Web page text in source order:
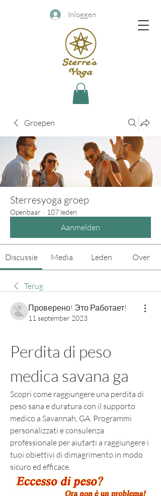
Inloggen
Groepen
Sterresyoga groep
Openbaar · 107 leden
Aanmelden
Discussie Media Leden Over
Terug
Проверено! Это Работает!
11 september 2023
Perdita di peso
medica savana ga
Scopri come raggiungere una perdita di
peso sana e duratura con il supporto
medico a Savannah, GA. Programmi
personalizzati e consulenza
professionale per aiutarti a raggiungere i
tuoi obiettivi di dimagrimento in modo
sicuro ed efficace.